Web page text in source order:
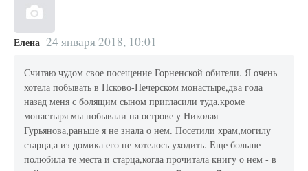
Елена 24 января 2018, 10:01
Считаю чудом свое посещение Горненской обители. Я очень
хотела побывать в Псково-Печерском монастыре,два года
назад меня с болящим сыном пригласили туда,кроме
монастыря мы побывали на острове у Николая
Гурьянова,раньше я не знала о нем. Посетили храм,могилу
старца,а из домика его не хотелось уходить. Еще больше
полюбила те места и старца,когда прочитала книгу о нем - в